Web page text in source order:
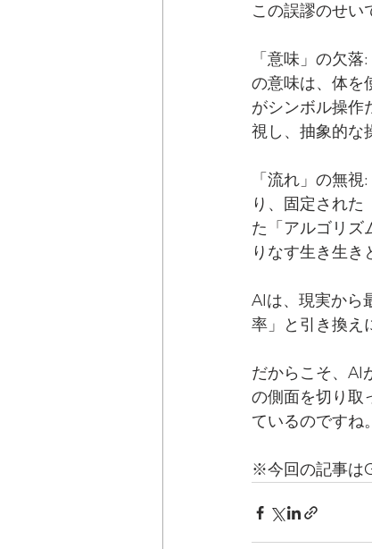
この誤謬のせい
「意味」の欠
の意味は、体を
がシンボル操作
視し、抽象的な
「流れ」の無
り、固定され
た「アルゴリズ
りなす生き生き
AIは、現実から
率」と引き換え
だからこそ、AI
の側面を切り取
ているのですね。
※今回の記事は